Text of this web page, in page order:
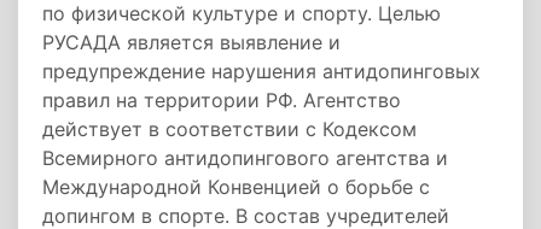
по физической культуре и спорту. Целью
РУСАДА является выявление и
предупреждение нарушения антидопинговых
правил на территории РФ. Агентство
действует в соответствии с Кодексом
Всемирного антидопингового агентства и
Международной Конвенцией о борьбе с
допингом в спорте. В состав учредителей